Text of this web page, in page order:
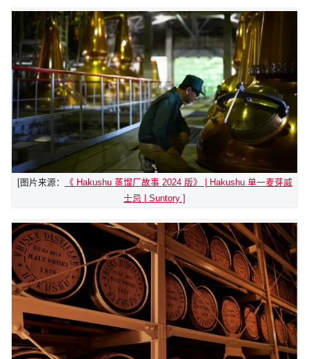
[图片来源：
《 Hakushu 蒸馏厂故事 2024 版》 | Hakushu 单一麦芽威
士忌 | Suntory ]